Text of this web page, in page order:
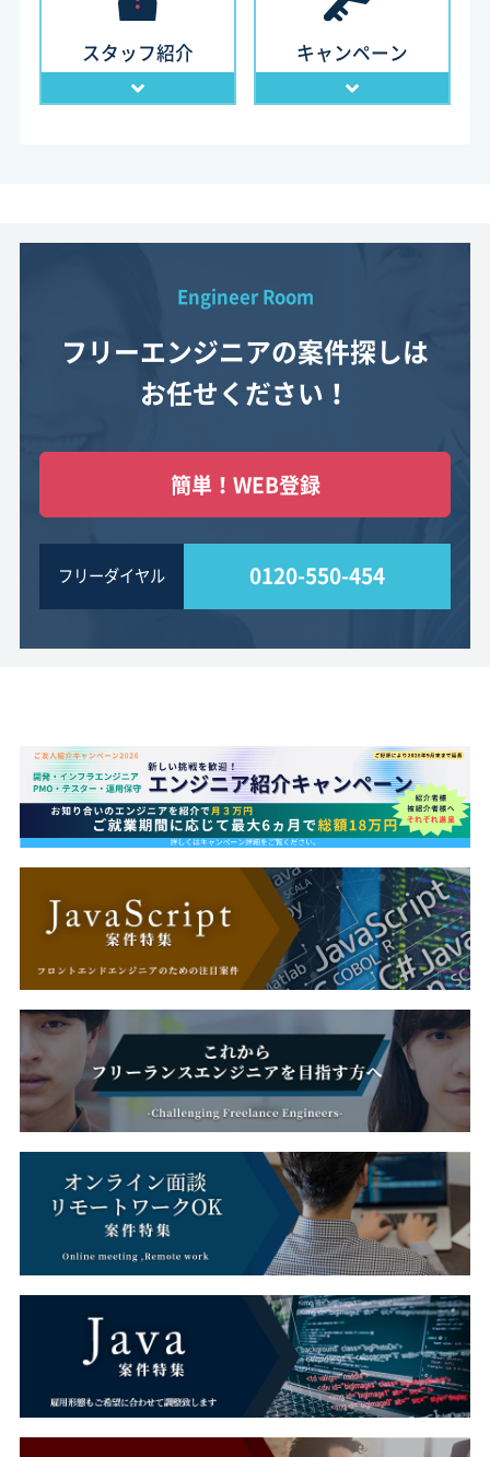
スタッフ紹介 キャンペーン
Engineer Room
フリーエンジニアの案件探しは
お任せください！
簡単！WEB登録
フリーダイヤル 0120-550-454